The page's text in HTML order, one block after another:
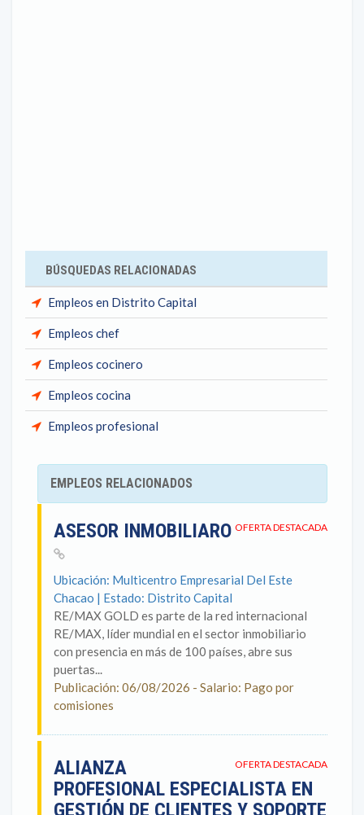
BÚSQUEDAS RELACIONADAS
Empleos en Distrito Capital
Empleos chef
Empleos cocinero
Empleos cocina
Empleos profesional
EMPLEOS RELACIONADOS
OFERTA DESTACADA
ASESOR INMOBILIARO
Ubicación: Multicentro Empresarial Del Este
Chacao | Estado: Distrito Capital
RE/MAX GOLD es parte de la red internacional
RE/MAX, líder mundial en el sector inmobiliario
con presencia en más de 100 países, abre sus
puertas...
Publicación: 06/08/2026 - Salario: Pago por
comisiones
OFERTA DESTACADA
ALIANZA
PROFESIONAL ESPECIALISTA EN
GESTIÓN DE CLIENTES Y SOPORTE